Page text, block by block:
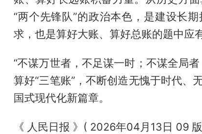
“两个先锋队”的政治本色，是建设长
求，也是算好大账、算好总账的题中应
“不谋万世者，不足谋一时；不谋全局
算好“三笔账”，不断创造无愧于时代、
国式现代化新篇章。
《 人民日报 》( 2026年04月13日 09